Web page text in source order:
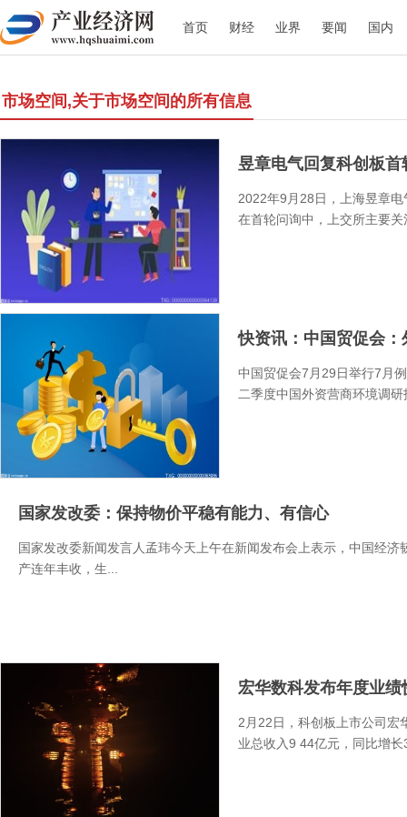
首页 财经 业界 要闻 国内
市场空间,关于市场空间的所有信息
昱章电气回复科创板
2022年9月28日，上海昱章
在首轮问询中，上交所主要
快资讯：中国贸促会
中国贸促会7月29日举行7月
二季度中国外资营商环境调
国家发改委：保持物价平稳有能力、有信心
国家发改委新闻发言人孟玮今天上午在新闻发布会上表示，中国经
产连年丰收，生...
宏华数科发布年度业
2月22日，科创板上市公司宏
业总收入9 44亿元，同比增